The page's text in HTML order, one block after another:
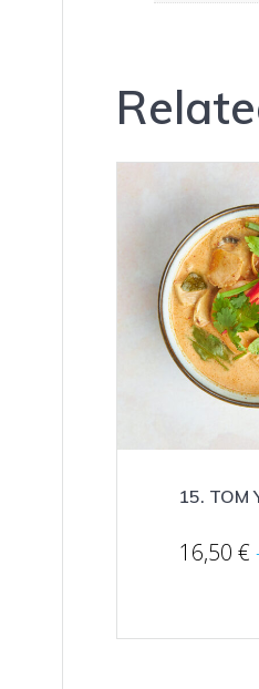
15. TOM
16,50 €